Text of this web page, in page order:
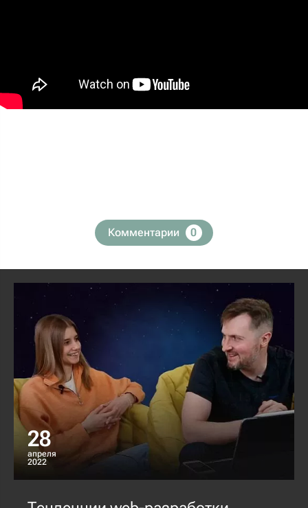
Комментарии 0
28
апреля
2022